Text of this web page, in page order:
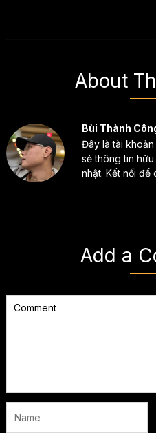
About
Bùi Thành
Đây là tài
sẻ thông tin
nhật. Kết nối để
Add a